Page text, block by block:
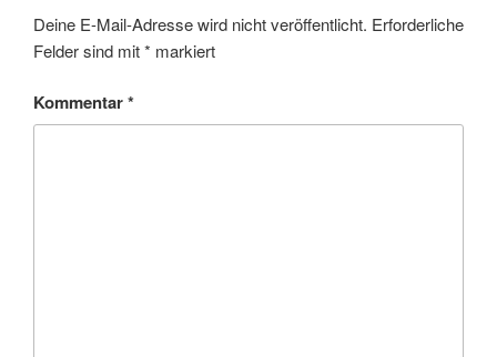
Deine E-Mail-Adresse wird nicht veröffentlicht. Erforderliche
Felder sind mit* markiert
Kommentar*